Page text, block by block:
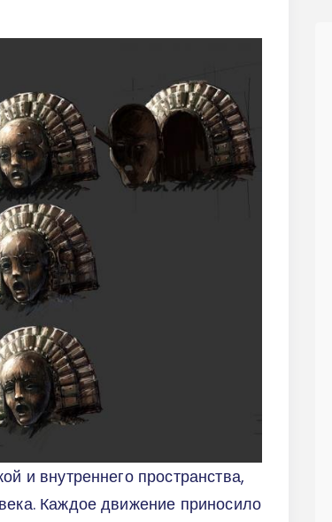
и внутреннего пространства,
Каждое движение приносило